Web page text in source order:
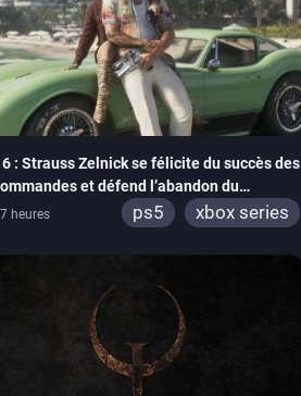
6 : Strauss Zelnick se félicite du succès des
et défend l’abandon du
7 heures ps5 xbox series